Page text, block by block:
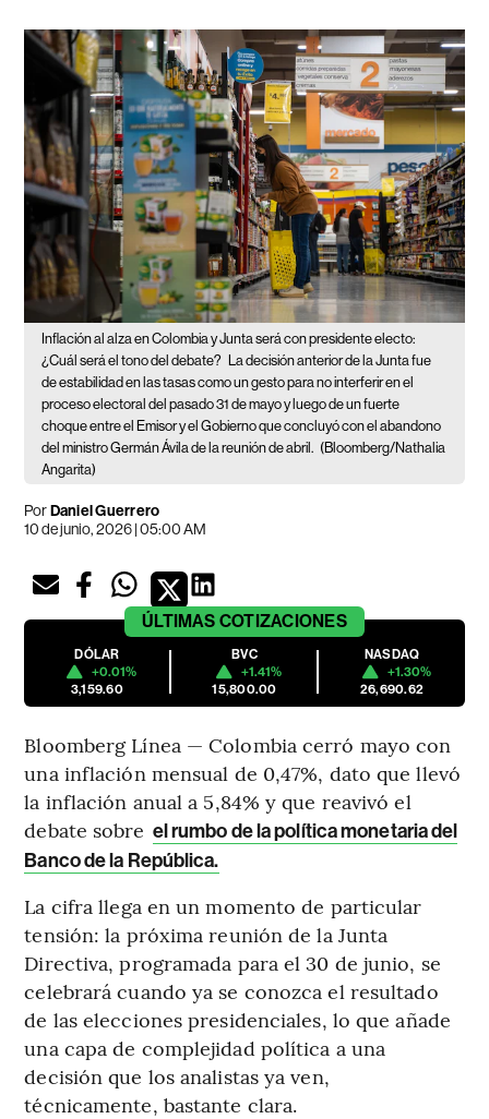
Inflación al alza en Colombia y Junta será con presidente electo:
¿Cuál será el tono del debate?
La decisión anterior de la Junta fue
de estabilidad en las tasas como un gesto para no interferir en el
proceso electoral del pasado 31 de mayo y luego de un fuerte
choque entre el Emisor y el Gobierno que concluyó con el abandono
del ministro Germán Ávila de la reunión de abril. (Bloomberg/Nathalia
Angarita)
PorDaniel Guerrero
10 de junio, 2026 | 05:00 AM
ÚLTIMAS COTIZACIONES
DÓLAR
+0.01%
3,159.60
BVC
+1.41%
15,800.00
NASDAQ
+1.30%
26,690.62
Bloomberg Línea — Colombia cerró mayo con
una inflación mensual de 0,47%, dato que llevó
la inflación anual a 5,84% y que reavivó el
debate sobre el rumbo de la política monetaria del
Banco de la República.
La cifra llega en un momento de particular
tensión: la próxima reunión de la Junta
Directiva, programada para el 30 de junio, se
celebrará cuando ya se conozca el resultado
de las elecciones presidenciales, lo que añade
una capa de complejidad política a una
decisión que los analistas ya ven,
técnicamente, bastante clara.